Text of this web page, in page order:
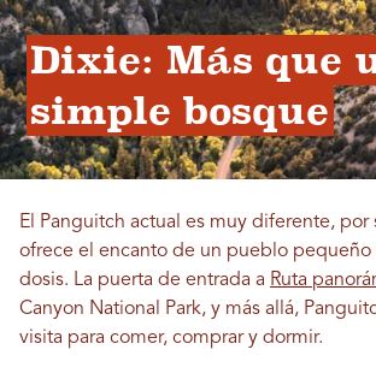
Dixie: Más que
simple bosque
El Panguitch actual es muy diferente, por
ofrece el encanto de un pueblo pequeño
dosis. La puerta de entrada a Ruta
Canyon National Park, y más allá,
visita para comer, comprar y dormir.